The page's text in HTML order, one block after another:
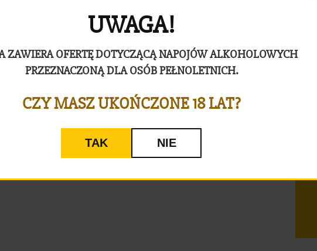
UWAGA!
ZAWIERA OFERTĘ DOTYCZĄCĄ NAPOJÓW ALKOHOLOWYCH
PRZEZNACZONĄ DLA OSÓB PEŁNOLETNICH.
CZY MASZ UKOŃCZONE 18 LAT?
TAK NIE